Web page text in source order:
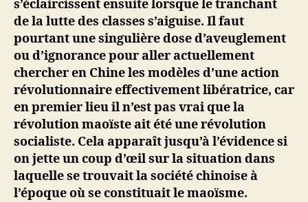
s’éclaircissent ensuite lorsque le tranchant
de la lutte des classes s’aiguise. Il faut
pourtant une singulière dose d’aveuglement
ou d’ignorance pour aller actuellement
chercher en Chine les modèles d’une action
révolutionnaire effectivement libératrice, car
en premier lieu il n’est pas vrai que la
révolution maoïste ait été une révolution
socialiste. Cela apparaît jusqu’à l’évidence si
on jette un coup d’œil sur la situation dans
laquelle se trouvait la société chinoise à
l’époque où se constituait le maoïsme.